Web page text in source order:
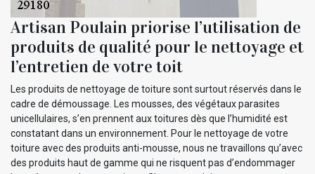
Artisan Poulain priorise l’utilisation de
produits de qualité pour le nettoyage et
l’entretien de votre toit
Les produits de nettoyage de toiture sont surtout réservés dans le
cadre de démoussage. Les mousses, des végétaux parasites
unicellulaires, s’en prennent aux toitures dès que l’humidité est
constatant dans un environnement. Pour le nettoyage de votre
toiture avec des produits anti-mousse, nous ne travaillons qu’avec
des produits haut de gamme qui ne risquent pas d’endommager